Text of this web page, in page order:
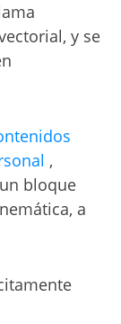
y se
,
bloque
a